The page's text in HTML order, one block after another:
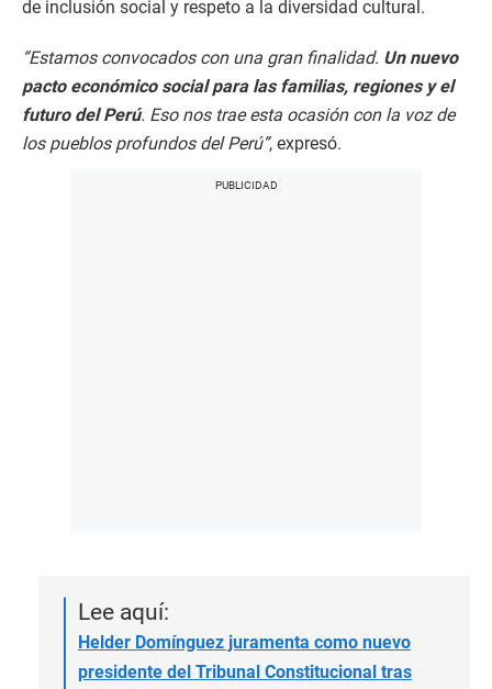
de inclusión social y respeto a la diversidad cultural.
“Estamos convocados con una gran finalidad. Un nuevo
pacto económico social para las familias, regiones y el
futuro del Perú. Eso nos trae esta ocasión con la voz de
los pueblos profundos del Perú”, expresó.
Lee aquí:
Helder Domínguez juramenta como nuevo
presidente del Tribunal Constitucional tras